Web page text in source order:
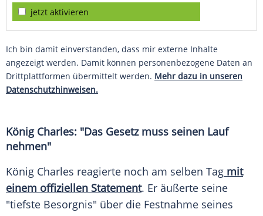
jetzt aktivieren
Ich bin damit einverstanden, dass mir externe Inhalte
angezeigt werden. Damit können personenbezogene Daten an
Drittplattformen übermittelt werden. Mehr dazu in unseren
Datenschutzhinweisen.
König Charles: "Das Gesetz muss seinen Lauf
nehmen"
König Charles reagierte noch am selben Tag mit
einem offiziellen Statement. Er äußerte seine
"tiefste Besorgnis" über die Festnahme seines